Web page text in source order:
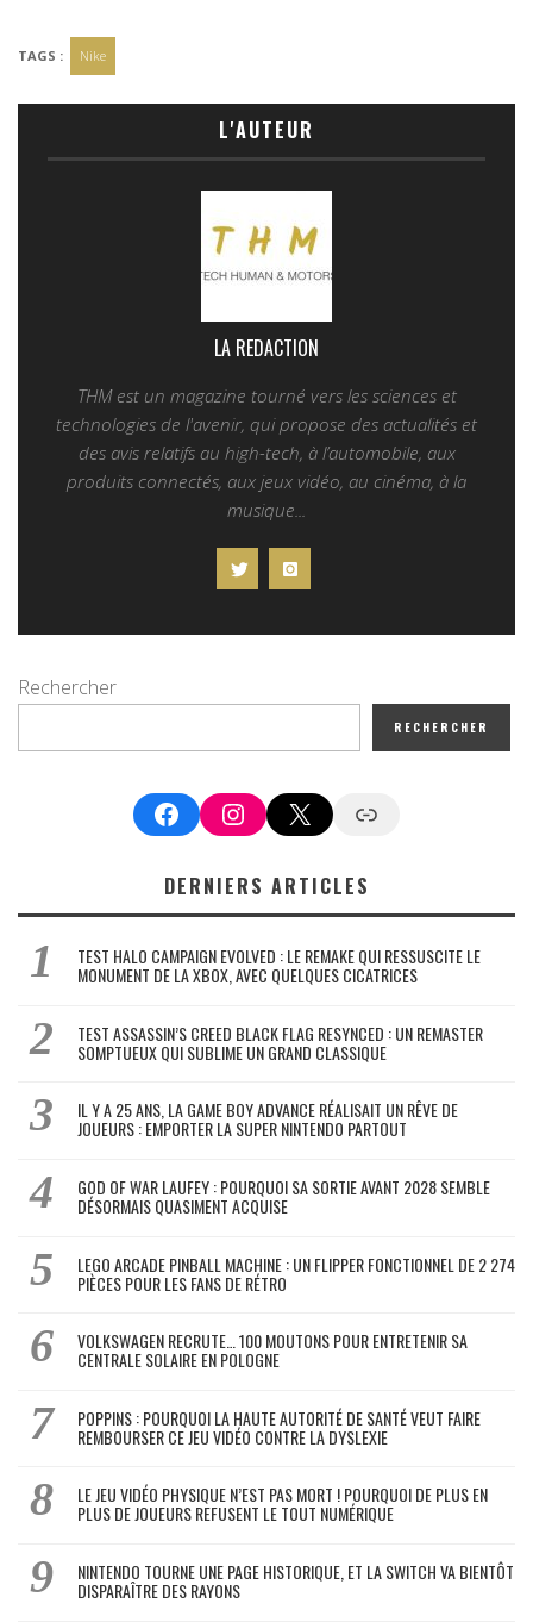
TAGS : Nike
L'AUTEUR
LA REDACTION
THM est un magazine tourné vers les sciences et
technologies de l'avenir, qui propose des actualités et
des avis relatifs au high-tech, à l’automobile, aux
produits connectés, aux jeux vidéo, au cinéma, à la
musique...
Rechercher
RECHERCHER
FacebookInstagram
X Google News
DERNIERS ARTICLES
TEST HALO CAMPAIGN EVOLVED : LE REMAKE QUI RESSUSCITE LE
MONUMENT DE LA XBOX, AVEC QUELQUES CICATRICES
TEST ASSASSIN’S CREED BLACK FLAG RESYNCED : UN REMASTER
SOMPTUEUX QUI SUBLIME UN GRAND CLASSIQUE
IL Y A 25 ANS, LA GAME BOY ADVANCE RÉALISAIT UN RÊVE DE
JOUEURS : EMPORTER LA SUPER NINTENDO PARTOUT
GOD OF WAR LAUFEY : POURQUOI SA SORTIE AVANT 2028 SEMBLE
DÉSORMAIS QUASIMENT ACQUISE
LEGO ARCADE PINBALL MACHINE : UN FLIPPER FONCTIONNEL DE 2 274
PIÈCES POUR LES FANS DE RÉTRO
VOLKSWAGEN RECRUTE… 100 MOUTONS POUR ENTRETENIR SA
CENTRALE SOLAIRE EN POLOGNE
POPPINS : POURQUOI LA HAUTE AUTORITÉ DE SANTÉ VEUT FAIRE
REMBOURSER CE JEU VIDÉO CONTRE LA DYSLEXIE
LE JEU VIDÉO PHYSIQUE N’EST PAS MORT ! POURQUOI DE PLUS EN
PLUS DE JOUEURS REFUSENT LE TOUT NUMÉRIQUE
NINTENDO TOURNE UNE PAGE HISTORIQUE, ET LA SWITCH VA BIENTÔT
DISPARAÎTRE DES RAYONS